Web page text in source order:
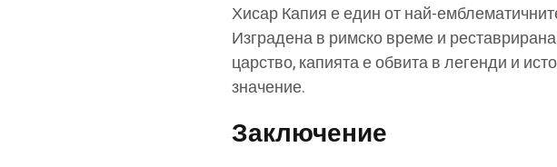
Хисар Капия е един от най-
Изградена в римско време и
царство, капията е обвита в легенди и
значение.
Заключение